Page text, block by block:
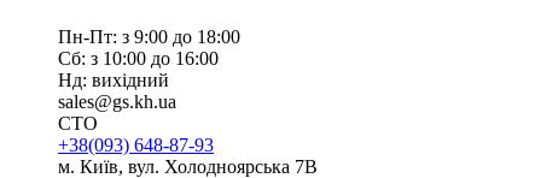
Пн-Пт: з 9:00 до 18:00
Сб: з 10:00 до 16:00
Нд: вихідний
sales@gs.kh.ua
СТО
+38(093) 648-87-93
м. Київ, вул. Холодноярська 7В